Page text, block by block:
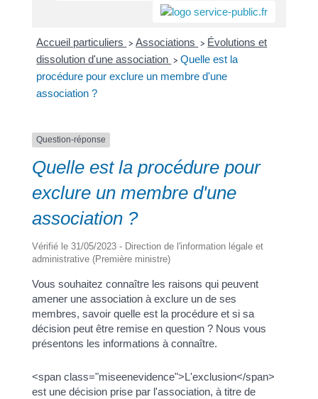
Accueil particuliers > Associations > Évolutions et
dissolution d'une association > Quelle est la
procédure pour exclure un membre d'une
association ?
Question-réponse
Quelle est la procédure pour
exclure un membre d'une
association ?
Vérifié le 31/05/2023 - Direction de l'information légale et
administrative (Première ministre)
Vous souhaitez connaître les raisons qui peuvent
amener une association à exclure un de ses
membres, savoir quelle est la procédure et si sa
décision peut être remise en question ? Nous vous
présentons les informations à connaître.
<span class="miseenevidence">L'exclusion</span>
est une décision prise par l'association, à titre de